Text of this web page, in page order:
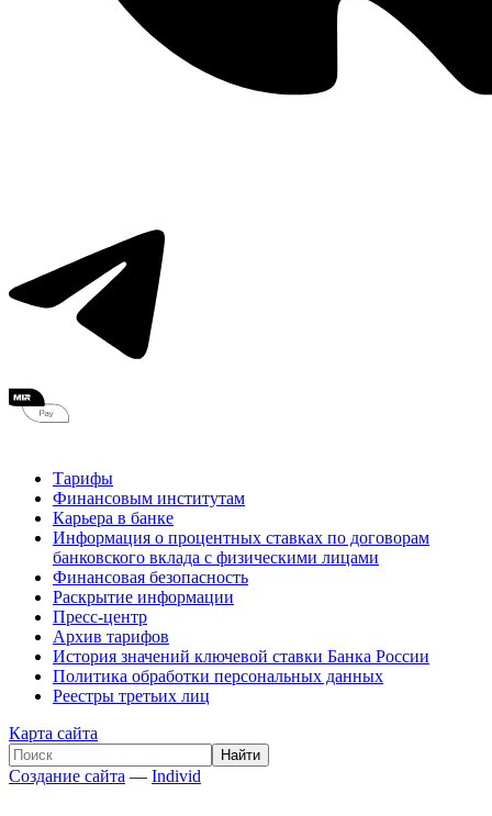
Тарифы
Финансовым институтам
Карьера в банке
Информация о процентных ставках по договорам
банковского вклада с физическими лицами
Финансовая безопасность
Раскрытие информации
Пресс-центр
Архив тарифов
История значений ключевой ставки Банка России
Политика обработки персональных данных
Реестры третьих лиц
Карта сайта
Создание сайта — Individ